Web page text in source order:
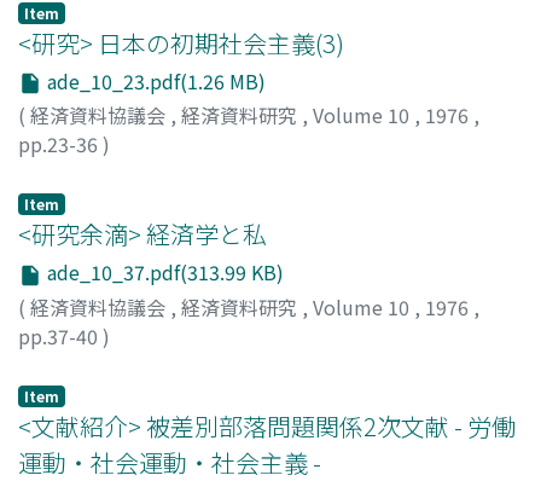
Item
<研究> 日本の初期社会主義(3)
ade_10_23.pdf(1.26 MB)
( 経済資料協議会 , 経済資料研究 , Volume 10 , 1976 ,
pp.23-36 )
Item
<研究余滴> 経済学と私
ade_10_37.pdf(313.99 KB)
( 経済資料協議会 , 経済資料研究 , Volume 10 , 1976 ,
pp.37-40 )
Item
<文献紹介> 被差別部落問題関係2次文献 - 労働
運動・社会運動・社会主義 -